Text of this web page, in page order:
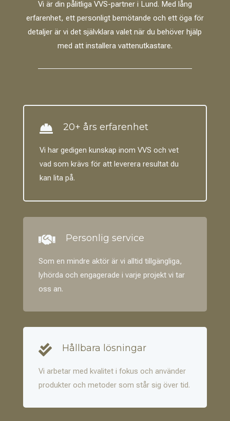
Vi är din pålitliga VVS-partner i Lund. Med lång
erfarenhet, ett personligt bemötande och ett öga för
detaljer är vi det självklara valet när du behöver hjälp
med att installera vattenutkastare.
 20+ års erfarenhet
Vi har gedigen kunskap inom VVS och vet
vad som krävs för att leverera resultat du
kan lita på.
 Personlig service
Som en mindre aktör är vi alltid tillgängliga,
lyhörda och engagerade i varje projekt vi tar
oss an.
 Hållbara lösningar
Vi arbetar med kvalitet i fokus och använder
produkter och metoder som står sig över tid.